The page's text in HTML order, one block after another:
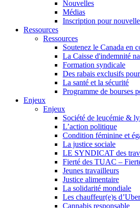
Nouvelles
Médias
Inscription pour
Ressources
Ressources
Soutenez le Canada en
La Caisse d'indemnité
Formation syndicale
Des rabais exclusifs
La santé et la sécurité
Programme de bourses
Enjeux
Enjeux
Société de leucémie &
L’action politique
Condition féminine et
La justice sociale
LE SYNDICAT des
Fierté des TUAC –
Jeunes travailleurs
Justice alimentaire
La solidarité mondiale
Les chauffeur(e)s
Cannabis responsable